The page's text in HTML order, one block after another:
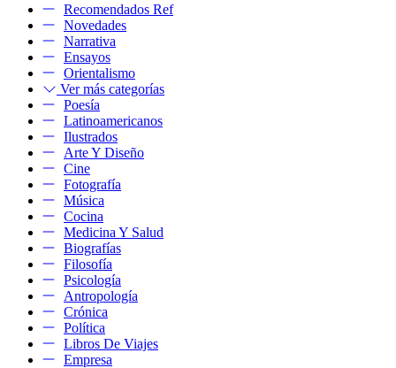
Recomendados Ref
Novedades
Narrativa
Ensayos
Orientalismo
Ver más categorías
Poesía
Latinoamericanos
Ilustrados
Arte Y Diseño
Cine
Fotografía
Música
Cocina
Medicina Y Salud
Biografías
Filosofía
Psicología
Antropología
Crónica
Política
Libros De Viajes
Empresa